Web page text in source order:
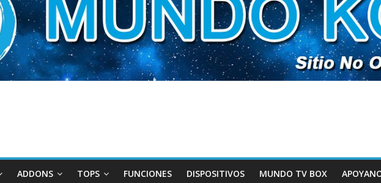
ADDONS TOPS FUNCIONES DISPOSITIVOS MUNDO TV BOX